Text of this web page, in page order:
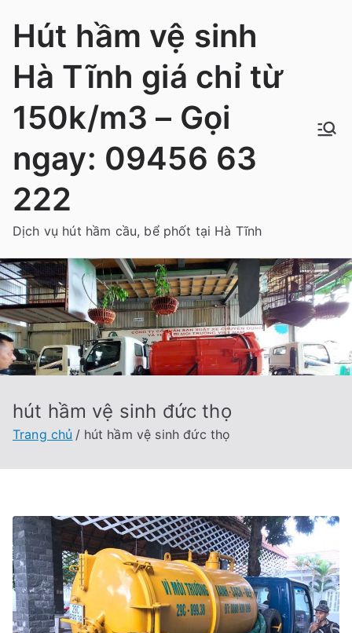
dung
Hút hầm vệ sinh
Hà Tĩnh giá chỉ từ
150k/m3 – Gọi
ngay: 09456 63
222
Dịch vụ hút hầm cầu, bể phốt tại Hà Tĩnh
hút hầm vệ sinh đức thọ
Trang chủ hút hầm vệ sinh đức thọ